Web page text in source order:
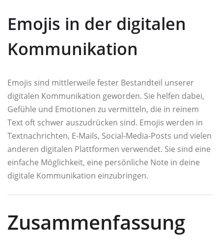
Emojis in der digitalen
Kommunikation
Emojis sind mittlerweile fester Bestandteil unserer
digitalen Kommunikation geworden. Sie helfen dabei,
Gefühle und Emotionen zu vermitteln, die in reinem
Text oft schwer auszudrücken sind. Emojis werden in
Textnachrichten, E-Mails, Social-Media-Posts und vielen
anderen digitalen Plattformen verwendet. Sie sind eine
einfache Möglichkeit, eine persönliche Note in deine
digitale Kommunikation einzubringen.
Zusammenfassung